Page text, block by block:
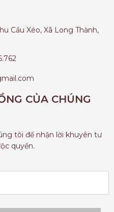
Cầu Xéo, Xã Long Thành,
CỦA CHÚNG
tôi để nhận lời khuyên tư
quyền.